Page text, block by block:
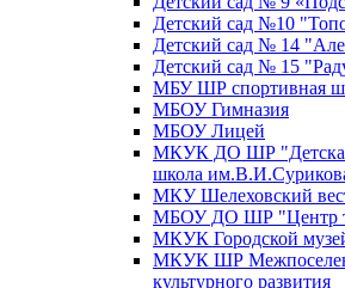
Детский сад №10
Детский сад № 14
Детский сад № 15
МБУ ШР спортивная
МБОУ Гимназия
МБОУ Лицей
МКУК ДО ШР "Детская
школа
МКУ Шелеховский
МБОУ ДО ШР "Центр
МКУК Городской
МКУК ШР
культурного развития